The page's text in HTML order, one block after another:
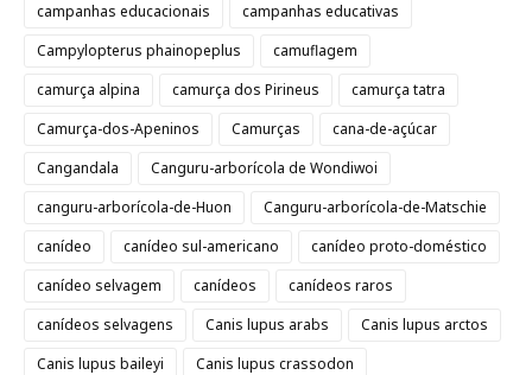
campanhas educacionais
campanhas educativas
Campylopterus phainopeplus
camuflagem
camurça alpina
camurça dos Pirineus
camurça tatra
Camurça-dos-Apeninos
Camurças
cana-de-açúcar
Cangandala
Canguru-arborícola de Wondiwoi
canguru-arborícola-de-Huon
Canguru-arborícola-de-Matschie
canídeo
canídeo sul-americano
canídeo proto-doméstico
canídeo selvagem
canídeos
canídeos raros
canídeos selvagens
Canis lupus arabs
Canis lupus arctos
Canis lupus baileyi
Canis lupus crassodon